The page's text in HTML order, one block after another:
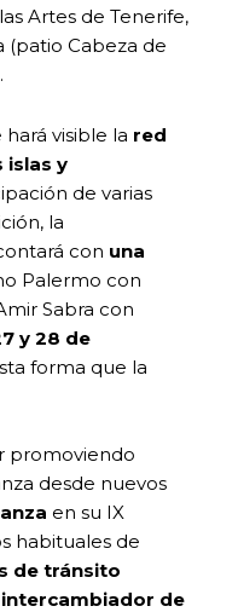
Artes de Tenerife,
(patio Cabeza de
visible la red
islas y
de varias
la
con una
Palermo con
Sabra con
y 28 de
forma que la
promoviendo
desde nuevos
en su IX
habituales de
de tránsito
intercambiador de